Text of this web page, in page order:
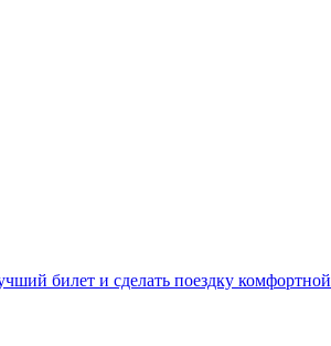
билет и сделать поездку комфортной